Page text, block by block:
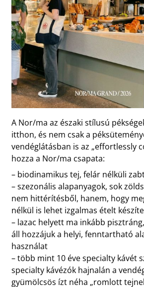
A Nor/ma az északi stílusú
itthon, és nem csak a
vendéglátásban is az „effortlessly
hozza a Nor/ma csapata:
– biodinamikus tej, felár nélküli
– szezonális alapanyagok, sok
nem hittérítésből, hanem, hogy
nélkül is lehet izgalmas ételt
– lazac helyett ma inkább
áll hozzájuk a helyi, fenntartható
használat
– több mint 10 éve specialty kávét
specialty kávézók hajnalán a
gyümölcsös ízt néha „romlott